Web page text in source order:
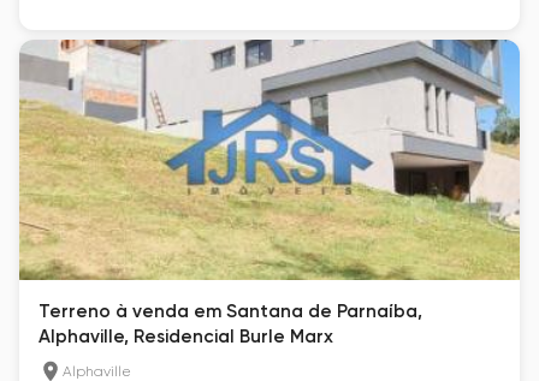
Terreno à venda em Santana de Parnaíba,
Alphaville, Residencial Burle Marx
Alphaville